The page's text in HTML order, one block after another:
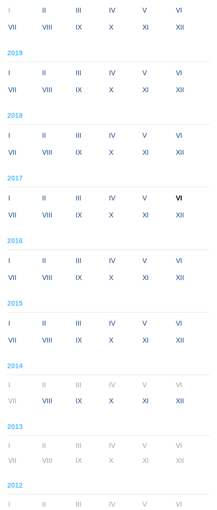
I II III IV V VI
VII VIII IX X XI XII
2019
I II III IV V VI
VII VIII IX X XI XII
2018
I II III IV V VI
VII VIII IX X XI XII
2017
I II III IV V VI
VII VIII IX X XI XII
2016
I II III IV V VI
VII VIII IX X XI XII
2015
I II III IV V VI
VII VIII IX X XI XII
2014
I II III IV V VI
VII VIII IX X XI XII
2013
I II III IV V
VI
VII
VIII IX X XI XII
2012
I II III IV V
VI